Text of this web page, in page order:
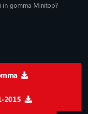
in gomma Minitop?
2015